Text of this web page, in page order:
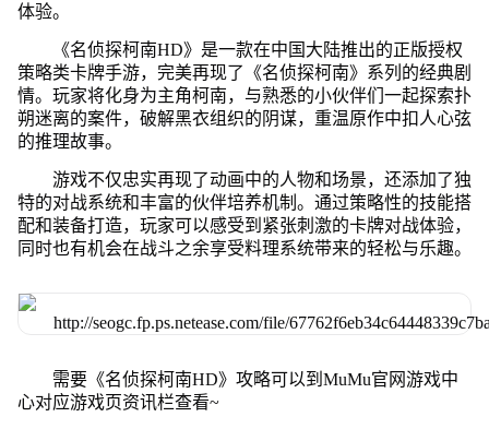
体验。
《名侦探柯南HD》是一款在中国大陆推出的正版授权
策略类卡牌手游，完美再现了《名侦探柯南》系列的经典剧
情。玩家将化身为主角柯南，与熟悉的小伙伴们一起探索扑
朔迷离的案件，破解黑衣组织的阴谋，重温原作中扣人心弦
的推理故事。
游戏不仅忠实再现了动画中的人物和场景，还添加了独
特的对战系统和丰富的伙伴培养机制。通过策略性的技能搭
配和装备打造，玩家可以感受到紧张刺激的卡牌对战体验，
同时也有机会在战斗之余享受料理系统带来的轻松与乐趣。
需要《名侦探柯南HD》攻略可以到MuMu官网游戏中
心对应游戏页资讯栏查看~